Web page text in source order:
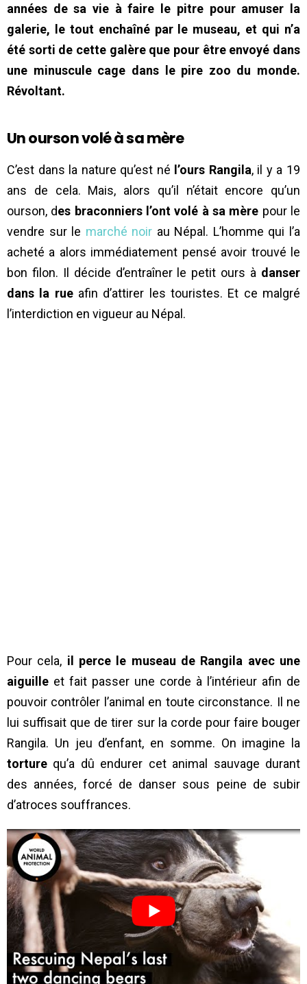
années de sa vie à faire le pitre pour amuser la
galerie, le tout enchaîné par le museau, et qui n’a
été sorti de cette galère que pour être envoyé dans
une minuscule cage dans le pire zoo du monde.
Révoltant.
Un ourson volé à sa mère
C’est dans la nature qu’est né l’ours Rangila, il y a 19
ans de cela. Mais, alors qu’il n’était encore qu’un
ourson, des braconniers l’ont volé à sa mère pour le
vendre sur le marché noir au Népal. L’homme qui l’a
acheté a alors immédiatement pensé avoir trouvé le
bon filon. Il décide d’entraîner le petit ours à danser
dans la rueafin d’attirer les touristes. Et ce malgré
l’interdiction en vigueur au Népal.
Pour cela, il perce le museau de Rangila avec une
aiguille et fait passer une corde à l’intérieur afin de
pouvoir contrôler l’animal en toute circonstance. Il ne
lui suffisait que de tirer sur la corde pour faire bouger
Rangila. Un jeu d’enfant, en somme. On imagine la
torture qu’a dû endurer cet animal sauvage durant
des années, forcé de danser sous peine de subir
d’atroces souffrances.